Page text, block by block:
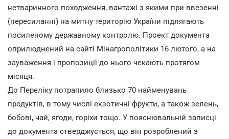
нетваринного походження, вантажі з якими при ввезенні
(пересиланні) на митну територію України підлягають
посиленому державному контролю. Проект документа
оприлюднений на сайті Мінагрополітики 16 лютого, а на
зауваження і пропозиції до нього чекають протягом
місяця.
До Переліку потрапило близько 70 найменувань
продуктів, в тому числі екзотичні фрукти, а також зелень,
бобові, чай, ягоди, горіхи тощо. У пояснювальній записці
до документа стверджується, що він розроблений з